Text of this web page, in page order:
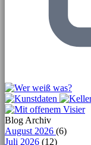
Blog Archiv
August 2026 (6)
Juli 2026 (12)